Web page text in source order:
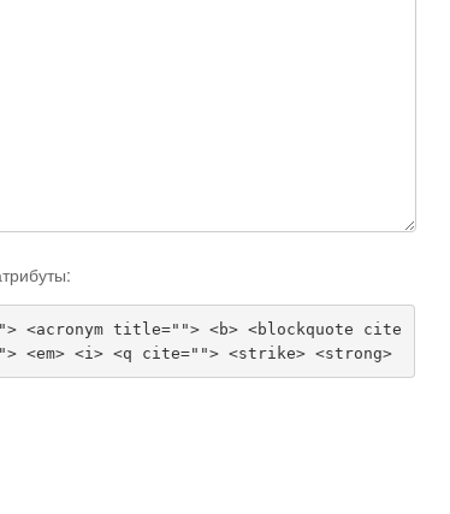
title=""> <b> <blockquote cite
<em> <i> <q cite=""> <strike> <strong>